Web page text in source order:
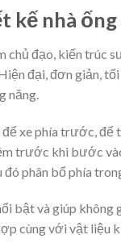
nhà ống
chủ đạo, kiến trúc
đại, đơn giản,
năng.
xe phía trước,
trước khi bước
đó phân bổ phía
bật và giúp không
cùng với vật liệu